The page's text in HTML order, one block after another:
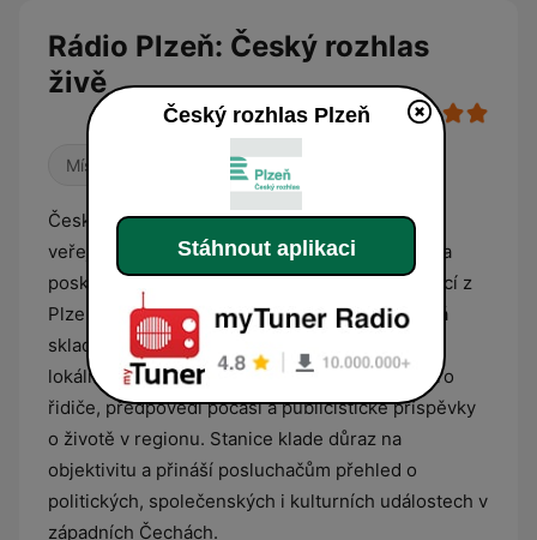
Rádio Plzeň: Český rozhlas
živě
Místní
Český rozhlas Plzeň je regionální stanice
veřejnoprávního rozhlasu, která se zaměřuje na
poskytování aktuálního zpravodajství a informací z
Plzeňského a Karlovarského kraje. Programová
skladba je postavena na detailním mapování
lokálního dění, zahrnující servisní informace pro
řidiče, předpovědi počasí a publicistické příspěvky
o životě v regionu. Stanice klade důraz na
objektivitu a přináší posluchačům přehled o
politických, společenských i kulturních událostech v
západních Čechách.
Český rozhlas Plzeň
Stáhnout aplikaci